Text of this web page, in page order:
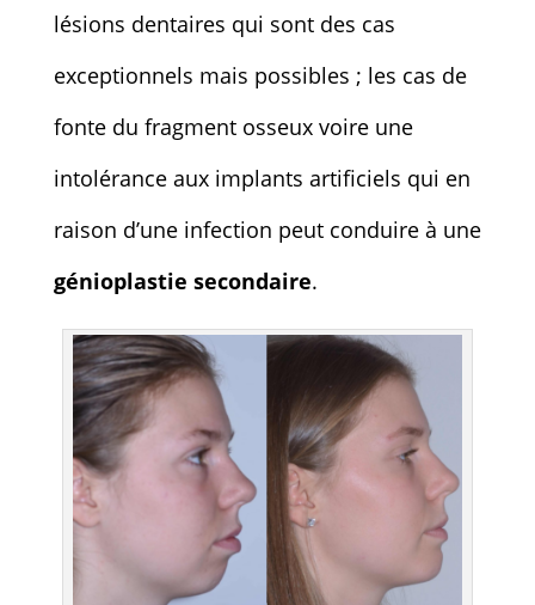
lésions dentaires qui sont des cas
exceptionnels mais possibles ; les cas de
fonte du fragment osseux voire une
intolérance aux implants artificiels qui en
raison d’une infection peut conduire à une
génioplastie secondaire.